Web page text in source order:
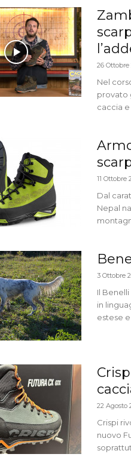
26 Ottobre
Nel
provato
caccia e
11 Ottobre
Dal
Nepal
3 Ottobre
Il
in
estese e
22 Agosto
Crispi
nuovo